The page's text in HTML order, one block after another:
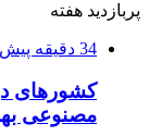
پربازدید هفته
34 دقیقه پیش
کشورهای
مصنوعی